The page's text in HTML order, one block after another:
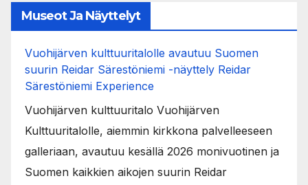
Museot Ja Näyttelyt
Vuohijärven kulttuuritalolle avautuu Suomen
suurin Reidar Särestöniemi -näyttely Reidar
Särestöniemi Experience
Vuohijärven kulttuuritalo Vuohijärven
Kulttuuritalolle, aiemmin kirkkona palvelleeseen
galleriaan, avautuu kesällä 2026 monivuotinen ja
Suomen kaikkien aikojen suurin Reidar